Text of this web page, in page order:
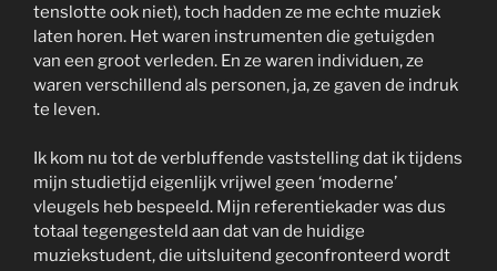
tenslotte ook niet), toch hadden ze me echte muziek
laten horen. Het waren instrumenten die getuigden
van een groot verleden. En ze waren individuen, ze
waren verschillend als personen, ja, ze gaven de indruk
te leven.
Ik kom nu tot de verbluffende vaststelling dat ik tijdens
mijn studietijd eigenlijk vrijwel geen ‘moderne’
vleugels heb bespeeld. Mijn referentiekader was dus
totaal tegengesteld aan dat van de huidige
muziekstudent, die uitsluitend geconfronteerd wordt